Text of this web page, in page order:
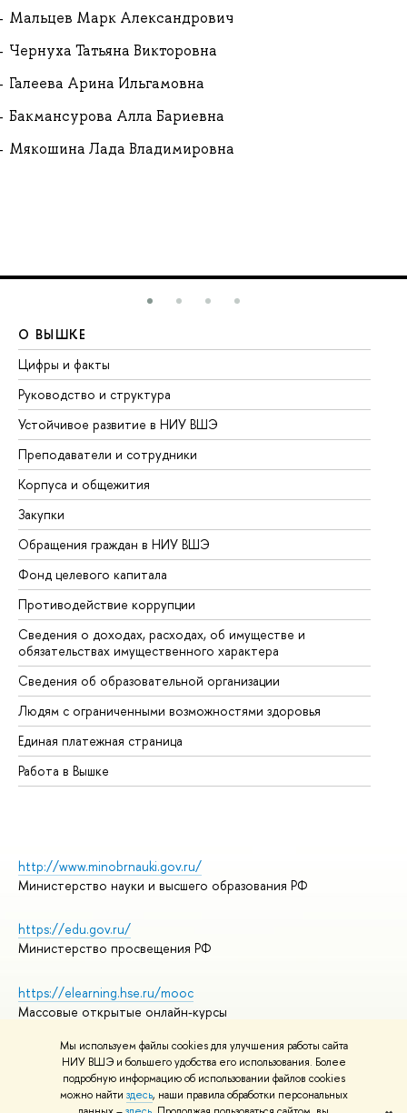
Мы используем файлы cookies для улучшения работы сайта
НИУ ВШЭ и большего удобства его использования. Более
подробную информацию об использовании файлов cookies
можно найти здесь, наши правила обработки персональных
Мальцев Марк Александрович
Чернуха Татьяна Викторовна
Галеева Арина Ильгамовна
Бакмансурова Алла Бариевна
Мякошина Лада Владимировна
О ВЫШКЕ
Цифры и факты
Руководство и структура
Устойчивое развитие в НИУ ВШЭ
Преподаватели и сотрудники
Корпуса и общежития
Закупки
Обращения граждан в НИУ ВШЭ
Фонд целевого капитала
Противодействие коррупции
Сведения о доходах, расходах, об имуществе и
обязательствах имущественного характера
Сведения об образовательной организации
Людям с ограниченными возможностями здоровья
Единая платежная страница
Работа в Вышке
http://www.minobrnauki.gov.ru/
Министерство науки и высшего образования РФ
https://edu.gov.ru/
Министерство просвещения РФ
https://elearning.hse.ru/mooc
Массовые открытые онлайн-курсы
© НИУ ВШЭ 1993–2026
Адреса и контакты
Условия использования материалов